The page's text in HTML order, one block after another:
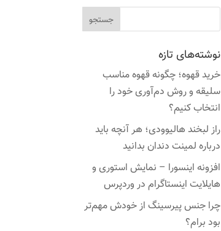
نوشته‌های تازه
خرید قهوه؛ چگونه قهوه مناسب
سلیقه و روش دم‌آوری خود را
انتخاب کنیم؟
راز لبخند هالیوودی؛ هر آنچه باید
درباره لمینت دندان بدانید
افزونه اینسورا – نمایش استوری و
هایلایت اینستاگرام در وردپرس
چرا جنس پیرسینگ از خودش مهم‌تر
بود برام؟